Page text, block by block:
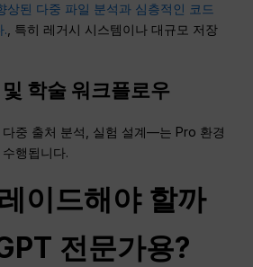
상된 다중 파일 분석과 심층적인 코드
. , 특히 레거시 시스템이나 대규모 저장
학술 워크플로우
중 출처 분석, 실험 설계—는 Pro 환경
행됩니다.
이드해야 할까
전문가용?